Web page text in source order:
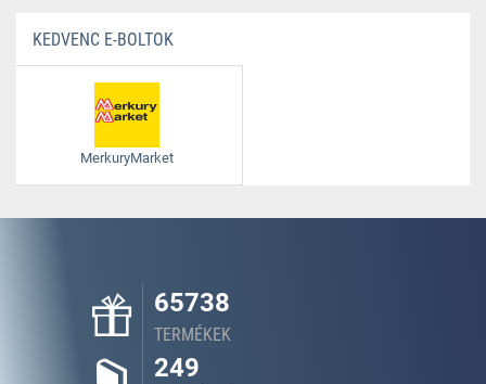
KEDVENC E-BOLTOK
MerkuryMarket
65738
TERMÉKEK
249